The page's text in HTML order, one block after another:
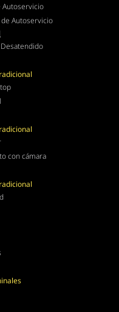
Autoservicio
de Autoservicio
con cámara